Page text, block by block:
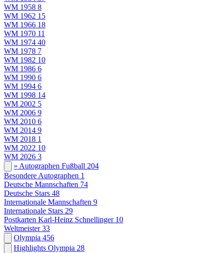
WM 1958 8
WM 1962 15
WM 1966 18
WM 1970 11
WM 1974 40
WM 1978 7
WM 1982 10
WM 1986 6
WM 1990 6
WM 1994 6
WM 1998 14
WM 2002 5
WM 2006 9
WM 2010 6
WM 2014 9
WM 2018 1
WM 2022 10
WM 2026 3
» Autographen Fußball 204
Besondere Autographen 1
Deutsche Mannschaften 74
Deutsche Stars 48
Internationale Mannschaften 9
Internationale Stars 29
Postkarten Karl-Heinz Schnellinger 10
Weltmeister 33
Olympia 456
Highlights Olympia 28